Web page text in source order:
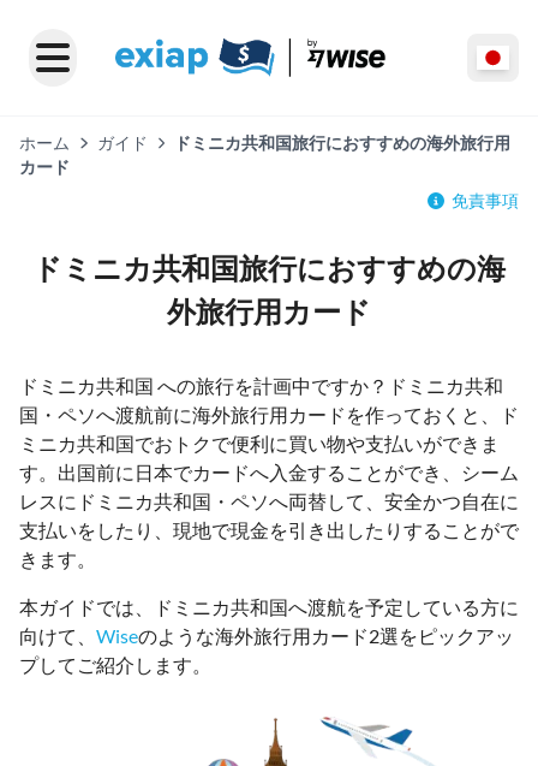
ホーム ガイド
ドミニカ共和国旅行におすすめの海外旅行用
カード
免責事項
ドミニカ共和国旅行におすすめの海
外旅行用カード
ドミニカ共和国 への旅行を計画中ですか？ドミニカ共和
国・ペソへ渡航前に海外旅行用カードを作っておくと、ド
ミニカ共和国でおトクで便利に買い物や支払いができま
す。出国前に日本でカードへ入金することができ、シーム
レスにドミニカ共和国・ペソへ両替して、安全かつ自在に
支払いをしたり、現地で現金を引き出したりすることがで
きます。
本ガイドでは、ドミニカ共和国へ渡航を予定している方に
向けて、 Wiseのような海外旅行用カード2選をピックアッ
プしてご紹介します。